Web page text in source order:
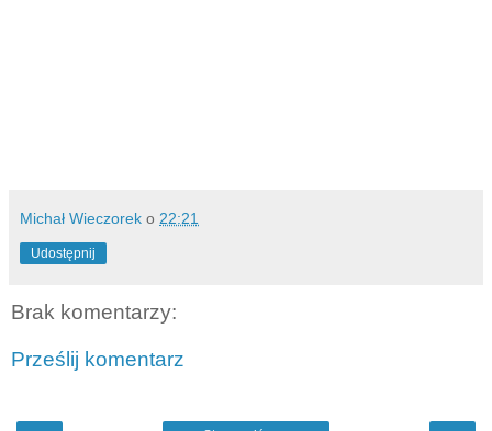
Michał Wieczorek o 22:21
Udostępnij
Brak komentarzy:
Prześlij komentarz